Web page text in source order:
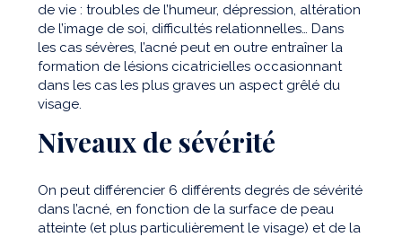
de vie : troubles de l’humeur, dépression, altération
de l’image de soi, difficultés relationnelles… Dans
les cas sévères, l’acné peut en outre entraîner la
formation de lésions cicatricielles occasionnant
dans les cas les plus graves un aspect grêlé du
visage.
Niveaux de sévérité
On peut différencier 6 différents degrés de sévérité
dans l’acné, en fonction de la surface de peau
atteinte (et plus particulièrement le visage) et de la